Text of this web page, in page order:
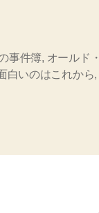
事件簿, オールド
白いのはこれから,